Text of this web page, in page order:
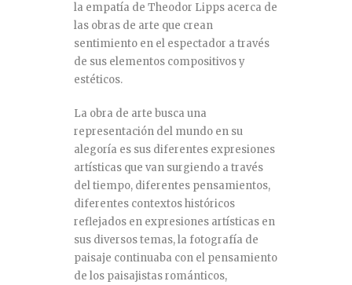
la empatía de Theodor Lipps acerca de
las obras de arte que crean
sentimiento en el espectador a través
de sus elementos compositivos y
estéticos.
La obra de arte busca una
representación del mundo en su
alegoría es sus diferentes expresiones
artísticas que van surgiendo a través
del tiempo, diferentes pensamientos,
diferentes contextos históricos
reflejados en expresiones artísticas en
sus diversos temas, la fotografía de
paisaje continuaba con el pensamiento
de los paisajistas románticos,